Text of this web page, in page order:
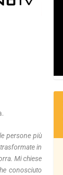
persone più
in
Mi chiese
conosciuto